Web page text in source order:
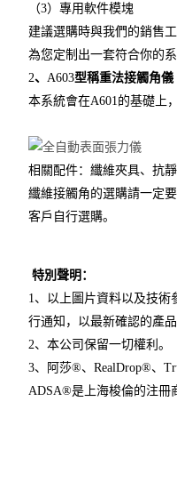
（3）專用軟件模塊
建議選購時與我們的銷售
為您定制出一套符合你的系
2、 A603型稱重法接觸角儀
本系統會在A601的基礎上
相關配件：纖維夾具、抗
纖維接觸角的選購請一定
客戶自行選購。
特別聲明：
1 、以上圖片資料以及技術
行通知，以最新確認的產品
2、本公司保留一切權利。
3、阿莎®、RealDrop®、
ADSA®是上海梭倫的注冊